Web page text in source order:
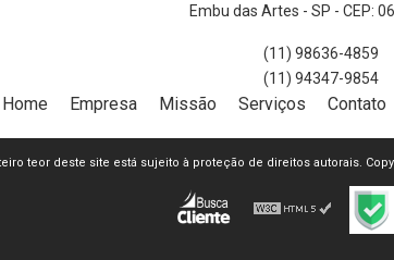
Embu das Artes - SP - CEP:
(11) 98636-4859
(11) 94347-9854
Home Empresa Missão Serviços Contato
teor deste site está sujeito à proteção de direitos autorais.